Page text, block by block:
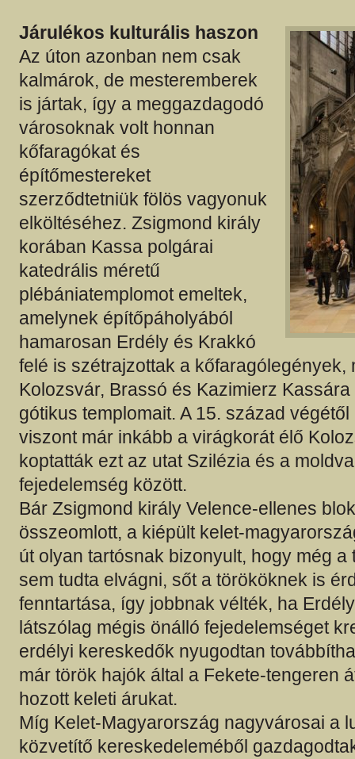
Járulékos kulturális haszon
Az úton azonban nem csak
kalmárok, de mesteremberek
is jártak, így a meggazdagodó
városoknak volt honnan
kőfaragókat és
építőmestereket
szerződtetniük fölös vagyonuk
elköltéséhez. Zsigmond király
korában Kassa polgárai
katedrális méretű
plébániatemplomot emeltek,
amelynek építőpáholyából
hamarosan Erdély és Krakkó
felé is szétrajzottak a kőfaragólegények,
Kolozsvár, Brassó és Kazimierz
gótikus templomait. A 15. század
viszont már inkább a virágkorát élő
koptatták ezt az utat Szilézia és a
fejedelemség között.
Bár Zsigmond király Velence-ellenes
összeomlott, a kiépült kelet-
út olyan tartósnak bizonyult, hogy még a
sem tudta elvágni, sőt a törököknek is
fenntartása, így jobbnak vélték, ha
látszólag mégis önálló fejedelemséget
erdélyi kereskedők nyugodtan
már török hajók által a Fekete-tengeren
hozott keleti árukat.
Míg Kelet-Magyarország nagyvárosai a
közvetítő kereskedeleméből